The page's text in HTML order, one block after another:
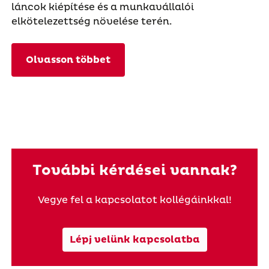
láncok kiépítése és a munkavállalói
elkötelezettség növelése terén.
Olvasson többet
További kérdései vannak?
Vegye fel a kapcsolatot kollégáinkkal!
Lépj velünk kapcsolatba